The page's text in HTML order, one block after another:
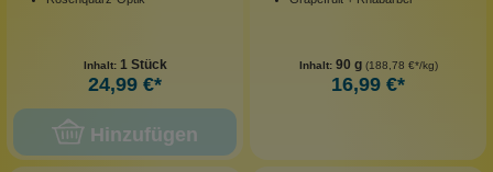
Inhalt: 1 Stück
24,99 €*
Hinzufügen
Inhalt: 90 g (188,78 €*/kg)
16,99 €*